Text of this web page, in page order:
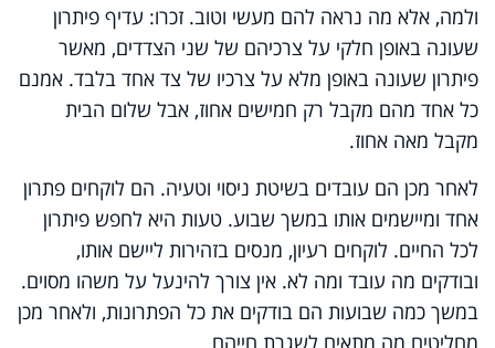
ולמה, אלא מה נראה להם מעשי וטוב. זכרו: עדיף פיתרון
שעונה באופן חלקי על צרכיהם של שני הצדדים, מאשר
פיתרון שעונה באופן מלא על צרכיו של צד אחד בלבד. אמנם
כל אחד מהם מקבל רק חמישים אחוז, אבל שלום הבית
מקבל מאה אחוז.
לאחר מכן הם עובדים בשיטת ניסוי וטעיה. הם לוקחים פתרון
אחד ומיישמים אותו במשך שבוע. טעות היא לחפש פיתרון
לכל החיים. לוקחים רעיון, מנסים בזהירות ליישם אותו,
ובודקים מה עובד ומה לא. אין צורך להינעל על משהו מסוים.
במשך כמה שבועות הם בודקים את כל הפתרונות, ולאחר מכן
מחליטים מה מתאים לשגרת חייהם.